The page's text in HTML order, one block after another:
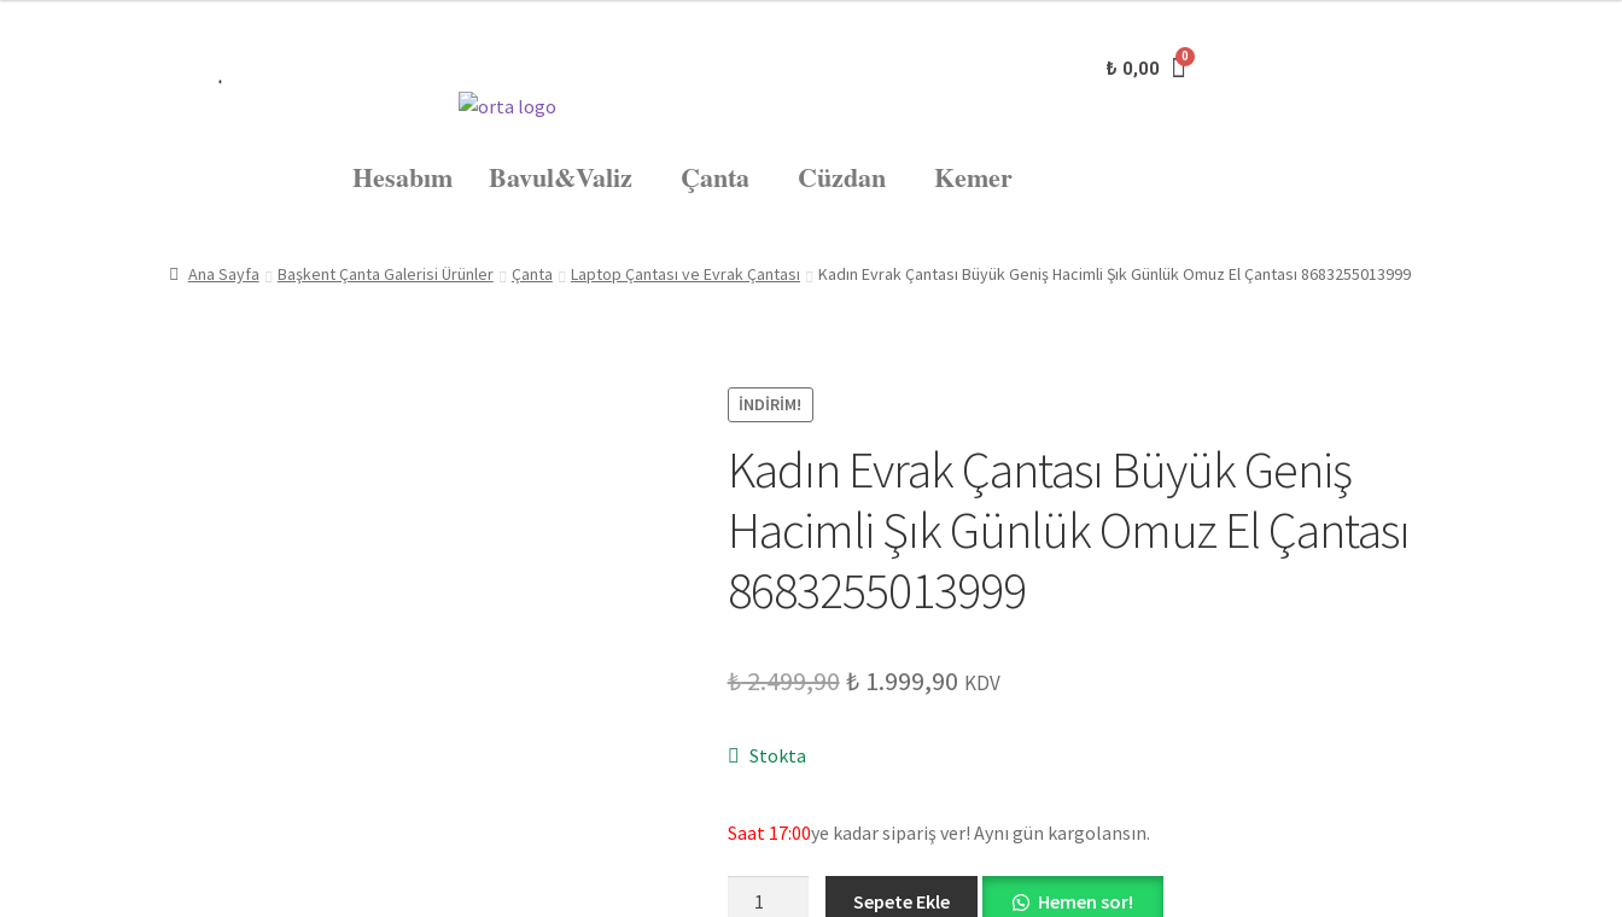
₺ 0,00
Hesabım Bavul&Valiz Çanta Cüzdan Kemer
Ana Sayfa Başkent Çanta Galerisi Ürünler Çanta Laptop Çantası ve Evrak Çantası Kadın Evrak Çantası Büyük Geniş Hacimli Şık Günlük Omuz El Çantası 8683255013999
İNDIRIM!
Kadın Evrak Çantası Büyük Geniş
Hacimli Şık Günlük Omuz El Çantası
8683255013999
₺2.499,90₺1.999,90 KDV
Stokta
Saat 17:00ye kadar sipariş ver! Aynı gün kargolansın.
Sepete Ekle Hemen sor!